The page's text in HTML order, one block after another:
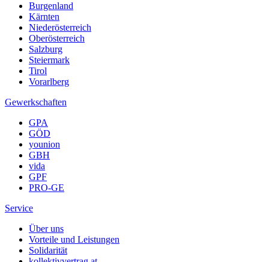
Burgenland
Kärnten
Niederösterreich
Oberösterreich
Salzburg
Steiermark
Tirol
Vorarlberg
Gewerkschaften
GPA
GÖD
younion
GBH
vida
GPF
PRO-GE
Service
Über uns
Vorteile und Leistungen
Solidarität